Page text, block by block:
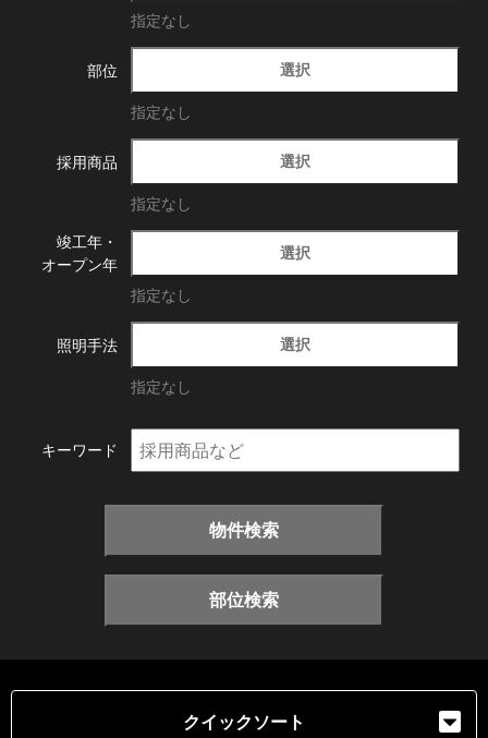
指定なし
部位 選択
指定なし
採用商品 選択
指定なし
竣工年・
オープン年
選択
指定なし
照明手法 選択
指定なし
キーワード
物件検索
部位検索
クイックソート